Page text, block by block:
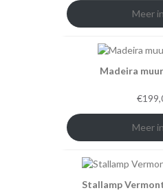
Meer
Madeira
€
Meer
Stallamp